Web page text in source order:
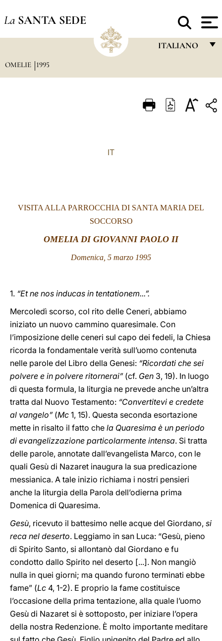
La SANTA SEDE
ITALIANO
ITALIANO
LATINE
OMELIE 1995
IT
VISITA ALLA PARROCCHIA DI SANTA MARIA DEL
SOCCORSO
OMELIA DI GIOVANNI PAOLO II
Domenica, 5 marzo 1995
1. “Et ne nos inducas in tentationem...”.
Mercoledì scorso, col rito delle Ceneri, abbiamo
iniziato un nuovo cammino quaresimale. Con
l’imposizione delle ceneri sul capo dei fedeli, la Chiesa
ricorda la fondamentale verità sull’uomo contenuta
nelle parole del Libro della Genesi: “Ricordati che sei
polvere e in polvere ritornerai”(cf. Gen 3, 19). In luogo
di questa formula, la liturgia ne prevede anche un’altra
tratta dal Nuovo Testamento: “Convertitevi e credete
al vangelo”(Mc 1, 15). Questa seconda esortazione
mette in risalto il fatto che la Quaresima è un periodo
di evangelizzazione particolarmente intensa. Si tratta
delle parole, annotate dall’evangelista Marco, con le
quali Gesù di Nazaret inaugura la sua predicazione
messianica. A tale inizio richiama i nostri pensieri
anche la liturgia della Parola dell’odierna prima
Domenica di Quaresima.
Gesù, ricevuto il battesimo nelle acque del Giordano, si
reca nel deserto. Leggiamo in san Luca: “Gesù, pieno
di Spirito Santo, si allontanò dal Giordano e fu
condotto dallo Spirito nel deserto [...]. Non mangiò
nulla in quei giorni; ma quando furono terminati ebbe
fame” (Lc 4, 1-2). E proprio la fame costituisce
l’occasione della prima tentazione, alla quale l’uomo
Gesù di Nazaret si è sottoposto, per iniziare l’opera
della nostra Redenzione. È molto importante meditare